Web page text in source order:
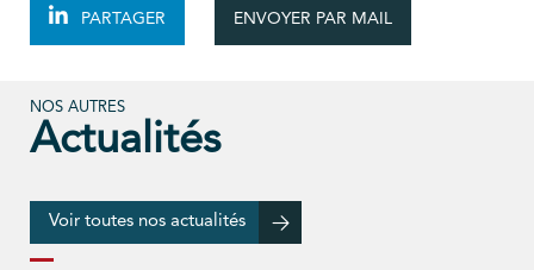
PARTAGER ENVOYER PAR MAIL
NOS AUTRES
Actualités
Voir toutes nos actualités